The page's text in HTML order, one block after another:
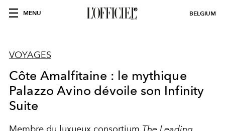
MENU BELGIUM
VOYAGES
Côte Amalfitaine : le mythique
Palazzo Avino dévoile son Infinity
Suite
The Leading